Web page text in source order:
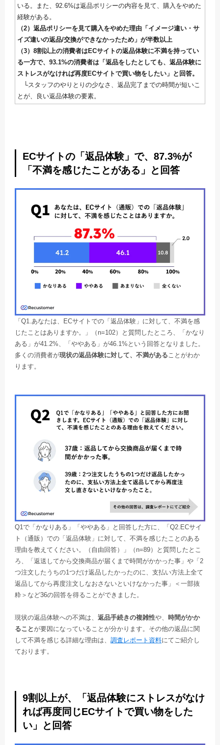
いる。また、92.6%は返品ポリシーの内容を見て、購入をやめた
経験がある。
（2）返品ポリシーを見て購入をやめた理由「イメージ違い・サ
イズ違いの返品/交換ができなかったため」が半数以上
（3）8割以上の消費者はECサイトの返品体験に不満を持ってい
る一方で、93.1%の消費者は「返品をしたとしても、返品体験に
ストレスがなければ再度ECサイトで買い物をしたい」と回答。
└スタッフのやりとりの少なさ、返品完了までの時間が短いこ
とが、良い返品体験の要素。
ECサイトの「返品体験」で、87.3%が
「不満を感じたことがある」と回答
「Q1.あなたは、ECサイトでの「返品体験」に対して、不満を感
じたことはありますか。」（n=102）と質問したところ、「かなり
ある」が41.2%、「ややある」が46.1%という回答となりました。
多くの消費者が現状の返品体験に対して、不満がある ことがわか
ります。
Q1で「かなりある」「ややある」と回答した方に、「Q2.ECサイ
ト（通販）での「返品体験」に対して、不満を感じたことのある
理由を教えてください。（自由回答）」（n=89）と質問したとこ
ろ、「返送してから交換商品が届くまで時間がかかった事」や「2
つ注文したうちの1つだけ返品したかったのに、支払い方法上全て
返品してから再度注文しなおさないといけなかった事」＜一部抜
粋＞など36の回答を得ることができました。
現状の返品体験への不満は、 返品手続きの複雑性や、
時間がかか
ること が要因になっていることが分かります。その他の返品に関
して不満を感じる詳細な理由は、 調査レポート資料にてご紹介し
ております。
9割以上が、「返品体験にストレスがなけ
れば再度同じECサイトで買い物をした
い」と回答